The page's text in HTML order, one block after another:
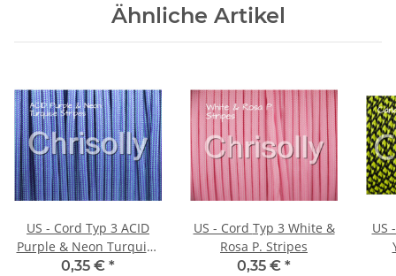
Ähnliche Artikel
US - Cord Typ 3 ACID
Purple & Neon Turquise
Stripes
0,35 € *
US - Cord Typ 3 White &
Rosa P. Stripes
0,35 € *
US -